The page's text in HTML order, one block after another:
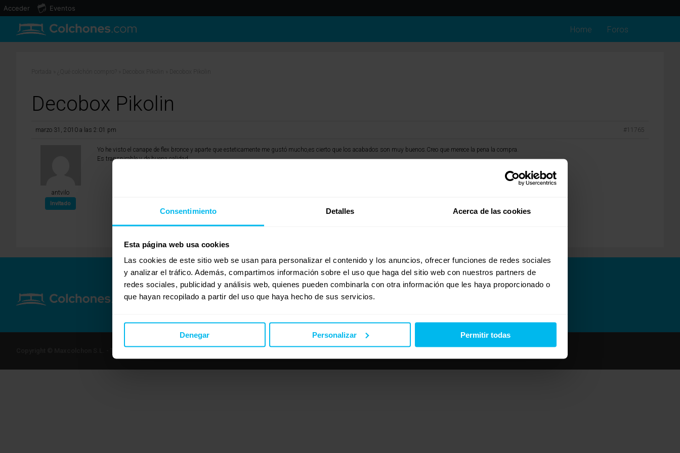
Consentimiento Detalles Acerca de las cookies
Esta página web usa cookies
Las cookies de este sitio web se usan para personalizar el contenido y los anuncios, ofrecer funciones de redes sociales
y analizar el tráfico. Además, compartimos información sobre el uso que haga del sitio web con nuestros partners de
redes sociales, publicidad y análisis web, quienes pueden combinarla con otra información que les haya proporcionado o
que hayan recopilado a partir del uso que haya hecho de sus servicios.
Denegar Personalizar Permitir todas
Home Foros
Decobox Pikolin
marzo 31, 2010 a las 2:01 pm #11765
antvilo
Invitado
Yo he visto el canape de flex bronce y aparte que esteticamente me gustó mucho,es cierto que los acabados son muy buenos.Creo que merece la pena la compra.
Es transpirable,y de buena calidad.
Acceder Eventos